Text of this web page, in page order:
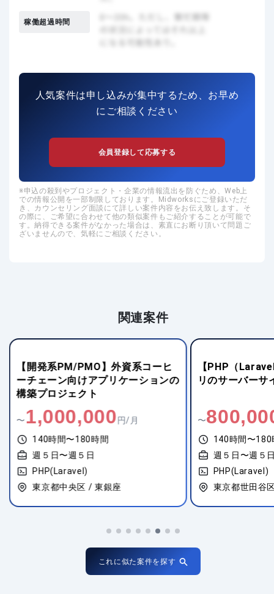
稼働超過時間
人気案件は申し込みが集中するため、お早め
にご相談ください
会員登録して応募する
申込の殺到やプロジェクト・企業の情報流出を防ぐため、Web上
での情報公開を一部制限しております。Midworksにご登録いただ
き、カウンセリング面談にて詳しい案件内容をお伝え致します。そ
の際に、ご希望に合わせて他の類似案件もご紹介することが可能で
す。納得できる案件がなかった場合は、素直にお断り頂いて問題ご
ざいませんので、気軽にご相談ください。
関連案件
【開発系PM/PMO】外資系コーヒ
ーチェーン向けアプリケーションの
構築プロジェクト
〜1,000,000 円/月
140時間〜180時間
週５日〜週５日
PHP(Laravel)
東京都中央区 / 東銀座
【PHP（
リのサーバーサ
〜
140時間〜180
週５日〜週５
PHP(Laravel)
東京都世田谷
これに似た案件を探す